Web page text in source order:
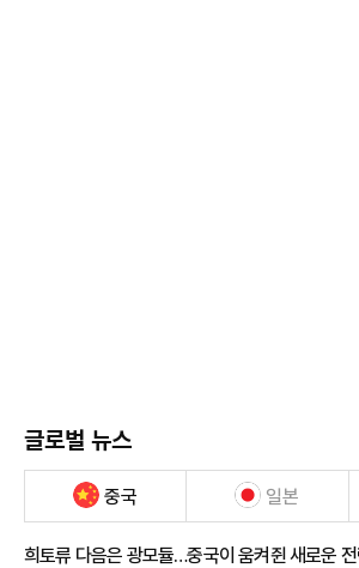
글로벌 뉴스
중국 일본
희토류 다음은 광모듈…중국이 움켜쥔 새로운